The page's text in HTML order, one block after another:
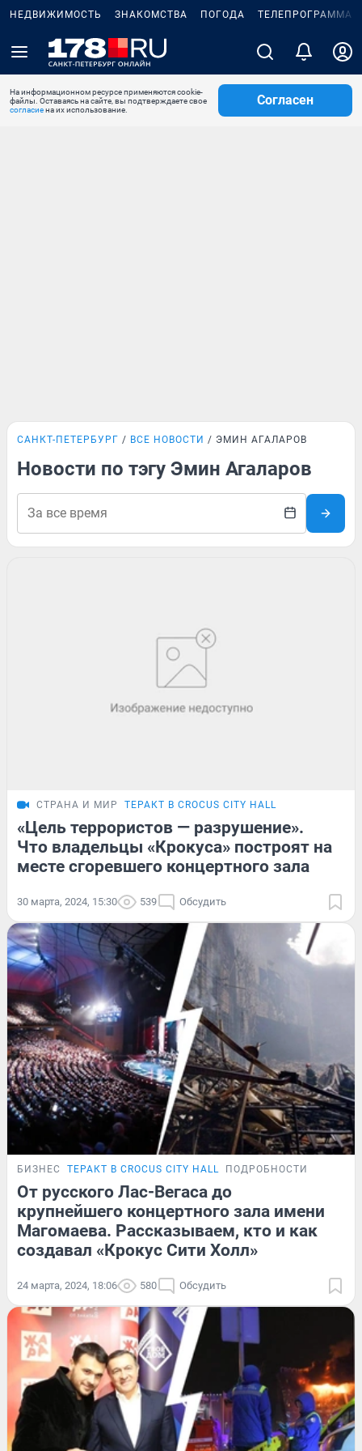
НЕДВИЖИМОСТЬ ЗНАКОМСТВА ПОГОДА ТЕЛЕПРОГРАММА
На информационном ресурсе применяются cookie-
файлы. Оставаясь на сайте, вы подтверждаете свое
согласиена их использование.
Согласен
САНКТ-ПЕТЕРБУРГ ВСЕ НОВОСТИ ЭМИН АГАЛАРОВ
Новости по тэгу Эмин Агаларов
СТРАНА И МИР ТЕРАКТ В CROCUS CITY HALL
«Цель террористов — разрушение».
Что владельцы «Крокуса» построят на
месте сгоревшего концертного зала
30 марта, 2024, 15:30 539 Обсудить
БИЗНЕС ТЕРАКТ В CROCUS CITY HALL ПОДРОБНОСТИ
От русского Лас-Вегаса до
крупнейшего концертного зала имени
Магомаева. Рассказываем, кто и как
создавал «Крокус Сити Холл»
24 марта, 2024, 18:06 580 Обсудить